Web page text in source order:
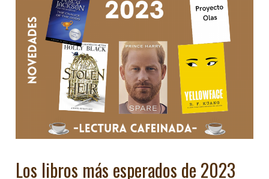
Los libros más esperados de 2023